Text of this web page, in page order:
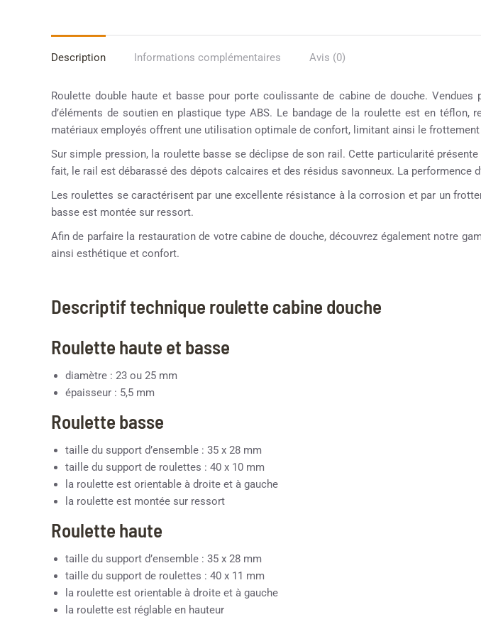
Description Informations complémentaires Avis (0)
Roulette double haute et basse pour porte coulissante de cabine de douche. Vendues
d’éléments de soutien en plastique type ABS. Le bandage de la roulette est en
matériaux employés offrent une utilisation optimale de confort, limitant ainsi le
Sur simple pression, la roulette basse se déclipse de son rail. Cette particularité
fait, le rail est débarassé des dépots calcaires et des résidus savonneux. La performence
Les roulettes se caractérisent par une excellente résistance à la corrosion et par un
basse est montée sur ressort.
Afin de parfaire la restauration de votre cabine de douche, découvrez également notre
ainsi esthétique et confort.
Descriptif technique roulette cabine douche
Roulette haute et basse
diamètre : 23 ou 25 mm
épaisseur : 5,5 mm
Roulette basse
taille du support d’ensemble : 35 x 28 mm
taille du support de roulettes : 40 x 10 mm
la roulette est orientable à droite et à gauche
la roulette est montée sur ressort
Roulette haute
taille du support d’ensemble : 35 x 28 mm
taille du support de roulettes : 40 x 11 mm
la roulette est orientable à droite et à gauche
la roulette est réglable en hauteur